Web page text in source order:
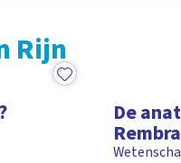
Rijn
De